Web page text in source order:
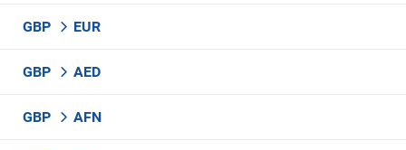
GBP EUR
GBP AED
GBP AFN